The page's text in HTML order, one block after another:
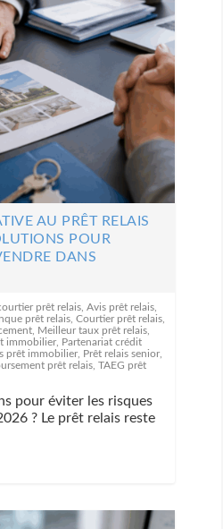
AU PRÊT RELAIS
POUR
DANS
prêt relais ,Avis prêt relais
prêt relais ,Courtier prêt relais
Meilleur taux prêt relais
immobilier Partenariat crédit
prêt immobilier Prêt relais senior
prêt relais ,TAEG prêt
pour éviter les risques
? Le prêt relais reste